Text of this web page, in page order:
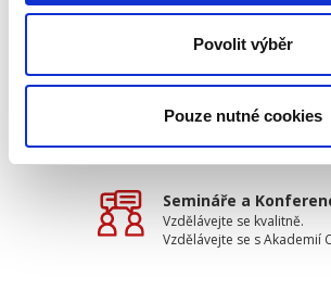
Povolit výběr
Pouze nutné cookies
Doprava zdarma
Získejte dopravu zdarma
při nákupu nad 1500 Kč.
Tradiční
Semináře a
Vzdělávejte se kvalitně.
Vzdělávejte se s Akademií